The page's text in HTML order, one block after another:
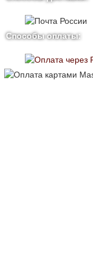
Способы оплаты: